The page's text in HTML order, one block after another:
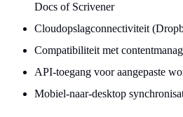
Docs of Scrivener
Cloudopslagconnectiviteit
Compatibiliteit met
API-toegang voor aangepaste
Mobiel-naar-desktop